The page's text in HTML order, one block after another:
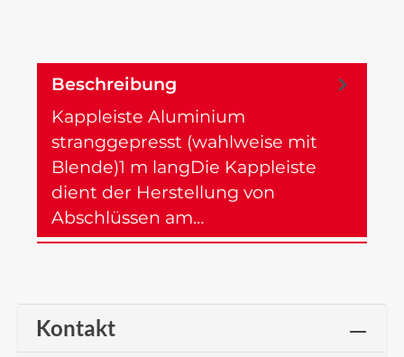
Beschreibung
Kappleiste Aluminium
stranggepresst (wahlweise mit
Blende)1 m langDie Kappleiste
dient der Herstellung von
Abschlüssen am…
Kontakt